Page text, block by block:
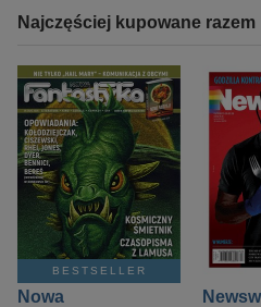
Najczęściej kupowane razem
BESTSELLER
Nowa